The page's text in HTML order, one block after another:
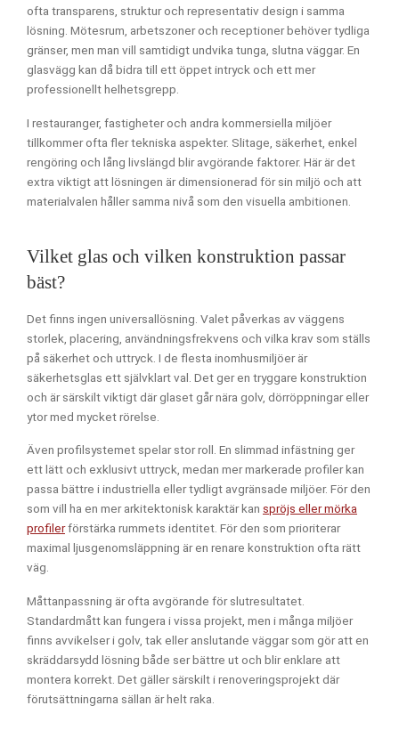
ofta transparens, struktur och representativ design i samma
lösning. Mötesrum, arbetszoner och receptioner behöver tydliga
gränser, men man vill samtidigt undvika tunga, slutna väggar. En
glasvägg kan då bidra till ett öppet intryck och ett mer
professionellt helhetsgrepp.
I restauranger, fastigheter och andra kommersiella miljöer
tillkommer ofta fler tekniska aspekter. Slitage, säkerhet, enkel
rengöring och lång livslängd blir avgörande faktorer. Här är det
extra viktigt att lösningen är dimensionerad för sin miljö och att
materialvalen håller samma nivå som den visuella ambitionen.
Vilket glas och vilken konstruktion passar
bäst?
Det finns ingen universallösning. Valet påverkas av väggens
storlek, placering, användningsfrekvens och vilka krav som ställs
på säkerhet och uttryck. I de flesta inomhusmiljöer är
säkerhetsglas ett självklart val. Det ger en tryggare konstruktion
och är särskilt viktigt där glaset går nära golv, dörröppningar eller
ytor med mycket rörelse.
Även profilsystemet spelar stor roll. En slimmad infästning ger
ett lätt och exklusivt uttryck, medan mer markerade profiler kan
passa bättre i industriella eller tydligt avgränsade miljöer. För den
som vill ha en mer arkitektonisk karaktär kan spröjs eller mörka
profilerförstärka rummets identitet. För den som prioriterar
maximal ljusgenomsläppning är en renare konstruktion ofta rätt
väg.
Måttanpassning är ofta avgörande för slutresultatet.
Standardmått kan fungera i vissa projekt, men i många miljöer
finns avvikelser i golv, tak eller anslutande väggar som gör att en
skräddarsydd lösning både ser bättre ut och blir enklare att
montera korrekt. Det gäller särskilt i renoveringsprojekt där
förutsättningarna sällan är helt raka.